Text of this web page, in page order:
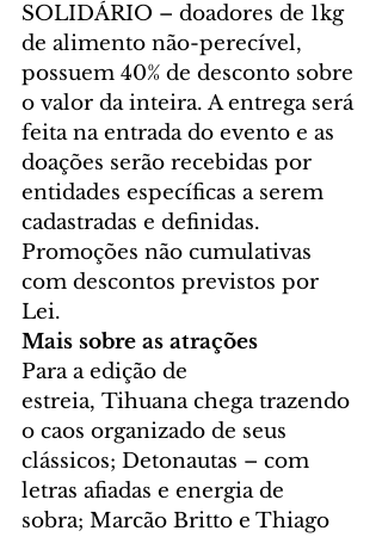
SOLIDÁRIO – doadores de 1kg
de alimento não-perecível,
possuem 40% de desconto sobre
o valor da inteira. A entrega será
feita na entrada do evento e as
doações serão recebidas por
entidades específicas a serem
cadastradas e definidas.
Promoções não cumulativas
com descontos previstos por
Lei.
Mais sobre as atrações
Para a edição de
estreia, Tihuana chega trazendo
o caos organizado de seus
clássicos; Detonautas – com
letras afiadas e energia de
sobra; Marcão Britto e Thiago